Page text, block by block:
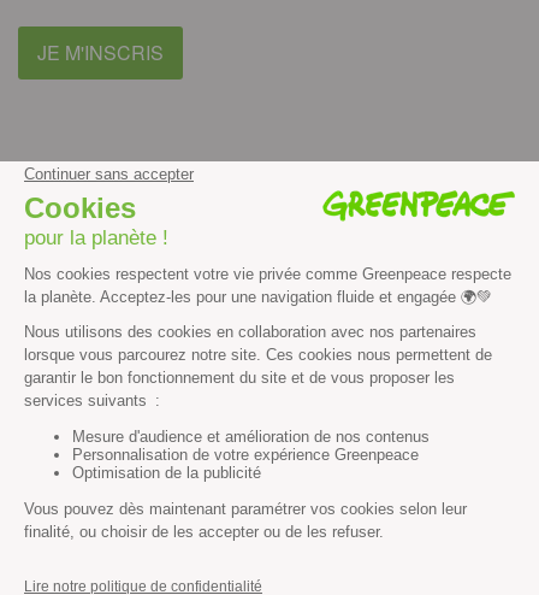
JE M'INSCRIS
instagramyoutube
Contenus et propriété intellectuelle
Mentions légales
Politique de confidentialité
Les autres sites de Greenpeace
dans le monde
Cliquez-ici pour modifier vos préférences en matière de cookies
Greenpeace
Tel : 01 80 96 96 96